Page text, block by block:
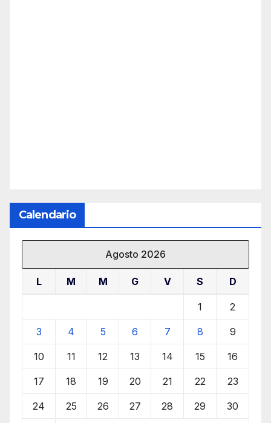
Calendario
Agosto 2026
L M M G V S D
1 2
3 4 5 6 7 8 9
10 11 12 13 14 15 16
17 18 19 20 21 22 23
24 25 26 27 28 29 30